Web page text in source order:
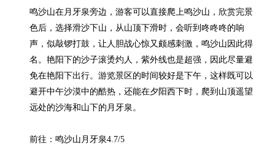
鸣沙山在月牙泉旁边，游客可以直接爬上鸣沙山，欣赏完景
色后，选择滑沙下山，从山顶下滑时，会听到咚咚咚的响
声，似敲锣打鼓，让人胆战心惊又颇感刺激，鸣沙山因此得
名。艳阳下的沙子滚烫灼人，紫外线也是超强，因此尽量避
免在艳阳下出行。游览景区的时间较好是下午，这样既可以
避开中午沙漠中的酷热，还能在夕阳西下时，爬到山顶遥望
远处的沙海和山下的月牙泉。
前往：鸣沙山月牙泉4.7/5